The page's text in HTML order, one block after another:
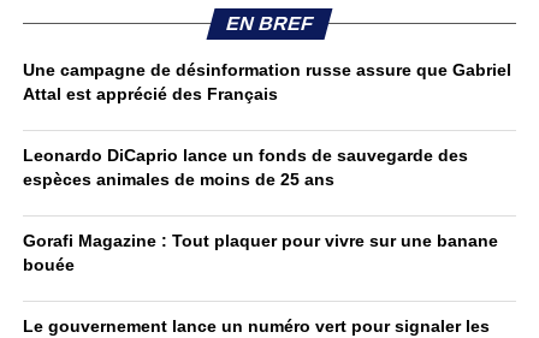
EN BREF
Une campagne de désinformation russe assure que Gabriel
Attal est apprécié des Français
Leonardo DiCaprio lance un fonds de sauvegarde des
espèces animales de moins de 25 ans
Gorafi Magazine : Tout plaquer pour vivre sur une banane
bouée
Le gouvernement lance un numéro vert pour signaler les